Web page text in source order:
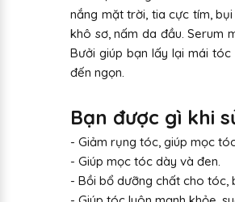
nắng mặt trời, tia cực tím,
khô sơ, nấm da đầu. Serum
Bưởi giúp bạn lấy lại mái
đến ngọn.
Bạn được gì khi
- Giảm rụng tóc, giúp mọc
- Giúp mọc tóc dày và đen.
- Bồi bổ dưỡng chất cho